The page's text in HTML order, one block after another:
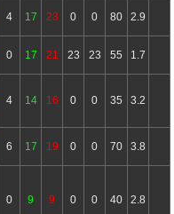
4 17 23 0 0 80 2.9
0 17 21 23 23 55 1.7
4 14 16 0 0 35 3.2
6 17 19 0 0 70 3.8
0 9 9 0 0 40 2.8